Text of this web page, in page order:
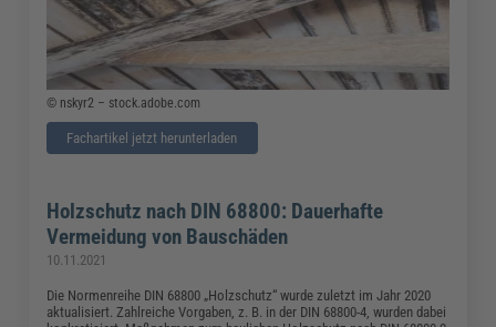
© nskyr2 – stock.adobe.com
Fachartikel jetzt herunterladen
Holzschutz nach DIN 68800: Dauerhafte
Vermeidung von Bauschäden
10.11.2021
Die Normenreihe DIN 68800 „Holzschutz“ wurde zuletzt im Jahr 2020
aktualisiert. Zahlreiche Vorgaben, z. B. in der DIN 68800-4, wurden dabei